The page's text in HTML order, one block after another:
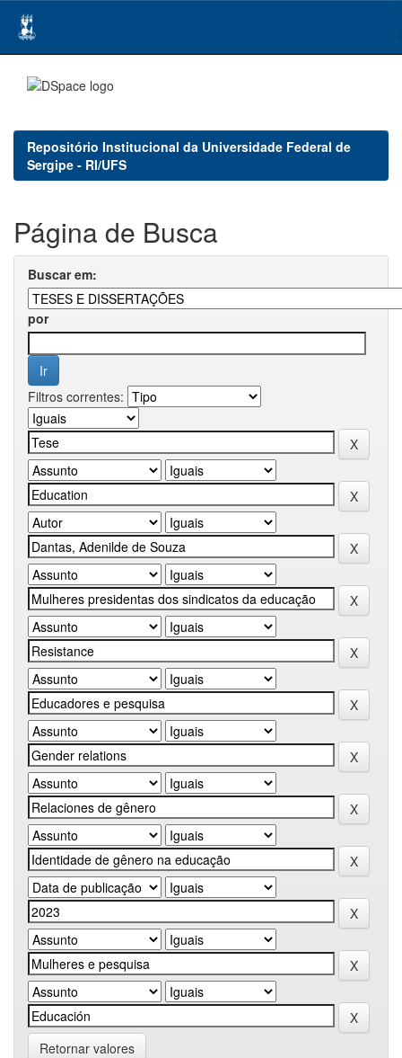
navigation
Repositório Institucional da Universidade Federal de
Sergipe - RI/UFS
Página de Busca
Buscar em:
por
Filtros correntes:
Retornar valores